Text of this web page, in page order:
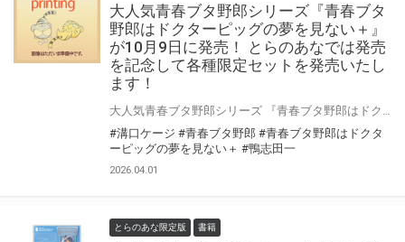
大人気青春ブタ野郎シリーズ『青春ブタ
野郎はドクターピッグの夢を見ない＋』
が10月9日に発売！ とらのあなでは発売
を記念して各種限定セットを発売いたし
ます！
#溝口ケージ #青春ブタ野郎 #青春ブタ野郎はドクタ
ーピッグの夢を見ない＋ #鴨志田一
2026.04.01
とらのあな限定版 書籍